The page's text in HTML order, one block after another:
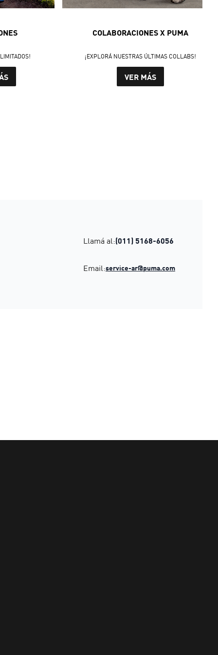
COLABORACIONES X PUMA
¡EXPLORÁ NUESTRAS ÚLTIMAS COLLABS!
VER MÁS
Llamá al:(011) 5168-6056
Email:service-ar@puma.com